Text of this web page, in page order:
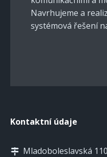
Navrhujeme a
systémová řešení
Kontaktní údaje
Mladoboleslavská